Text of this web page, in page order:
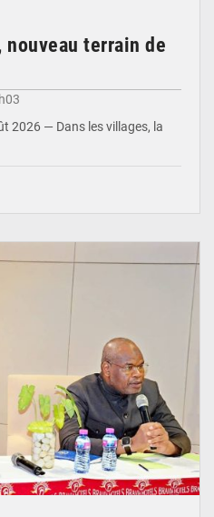
terrain de
2026 — Dans les villages, la